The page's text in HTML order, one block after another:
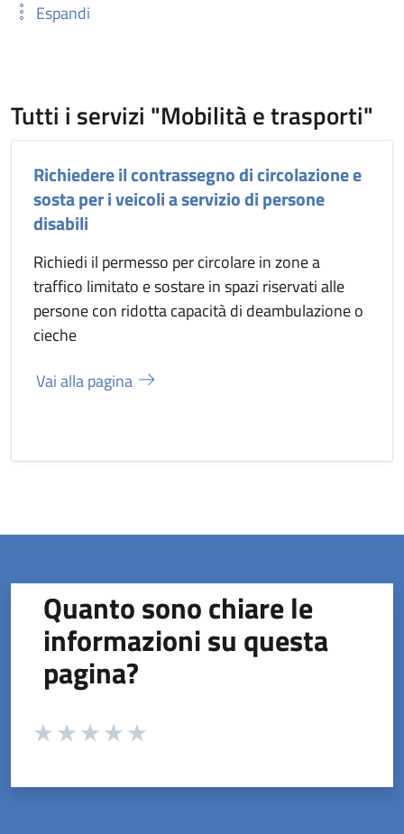
Espandi
Tutti i servizi "Mobilità e trasporti"
Richiedere il contrassegno di circolazione e
sosta per i veicoli a servizio di persone
disabili
Richiedi il permesso per circolare in zone a
traffico limitato e sostare in spazi riservati alle
persone con ridotta capacità di deambulazione o
cieche
Vai alla pagina
Quanto sono chiare le
informazioni su questa
pagina?
Valuta da 1 a 5 stelle la pagina